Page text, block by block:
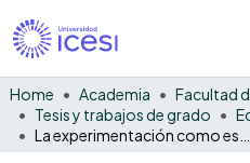
Home Academia
Facultad
Tesis y trabajos de grado